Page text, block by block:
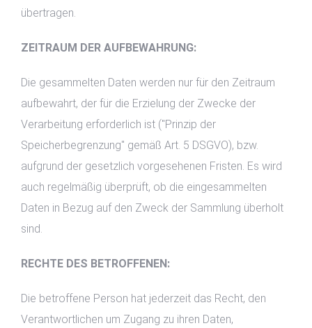
übertragen.
ZEITRAUM DER AUFBEWAHRUNG:
Die gesammelten Daten werden nur für den Zeitraum
aufbewahrt, der für die Erzielung der Zwecke der
Verarbeitung erforderlich ist ("Prinzip der
Speicherbegrenzung" gemäß Art. 5 DSGVO), bzw.
aufgrund der gesetzlich vorgesehenen Fristen. Es wird
auch regelmäßig überprüft, ob die eingesammelten
Daten in Bezug auf den Zweck der Sammlung überholt
sind.
RECHTE DES BETROFFENEN:
Die betroffene Person hat jederzeit das Recht, den
Verantwortlichen um Zugang zu ihren Daten,